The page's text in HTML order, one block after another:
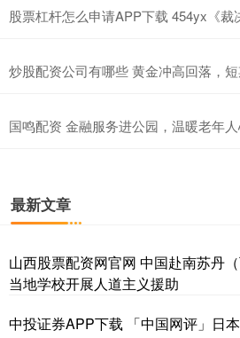
股票杠杆怎么申请APP下载 454yx《
炒股配资公司有哪些 黄金冲高回落，
国鸣配资 金融服务进公园，温暖老年
最新文章
山西股票配资网官网 中国赴南苏丹
当地学校开展人道主义援助
中投证券APP下载 「中国网评」日